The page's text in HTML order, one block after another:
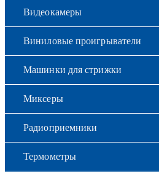
Видеокамеры
Виниловые проигрыватели
Машинки для стрижки
Миксеры
Радиоприемники
Термометры